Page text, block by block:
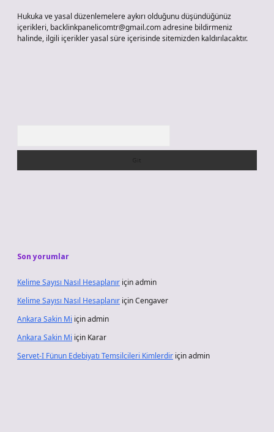
Hukuka ve yasal düzenlemelere aykırı olduğunu düşündüğünüz
içerikleri, backlinkpanelicomtr@gmail.comadresine bildirmeniz
halinde, ilgili içerikler yasal süre içerisinde sitemizden kaldırılacaktır.
Son yorumlar
Kelime Sayısı Nasıl Hesaplanır içinadmin
Kelime Sayısı Nasıl Hesaplanır içinCengaver
Ankara Sakin Mi içinadmin
Ankara Sakin Mi için Karar
Servet-I Fünun Edebiyatı Temsilcileri Kimlerdir içinadmin